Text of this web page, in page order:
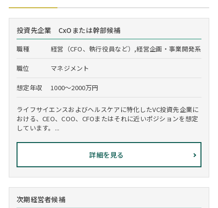
投資先企業 CxOまたは幹部候補
職種 経営（CFO、執行役員など）,経営企画・事業開発系
職位 マネジメント
想定年収 1000～2000万円
ライフサイエンスおよびヘルスケアに特化したVC投資先企業に
おける、CEO、COO、CFOまたはそれに近いポジションを想定
しています。...
詳細を見る
次期経営者候補